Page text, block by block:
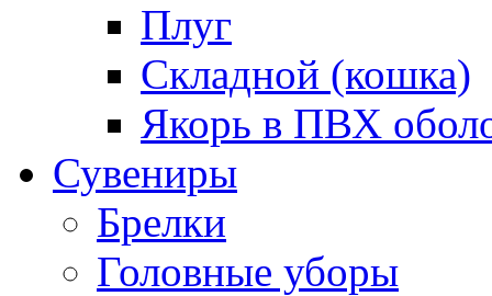
Плуг
Складной (кошка)
Якорь в ПВХ
Сувениры
Брелки
Головные уборы